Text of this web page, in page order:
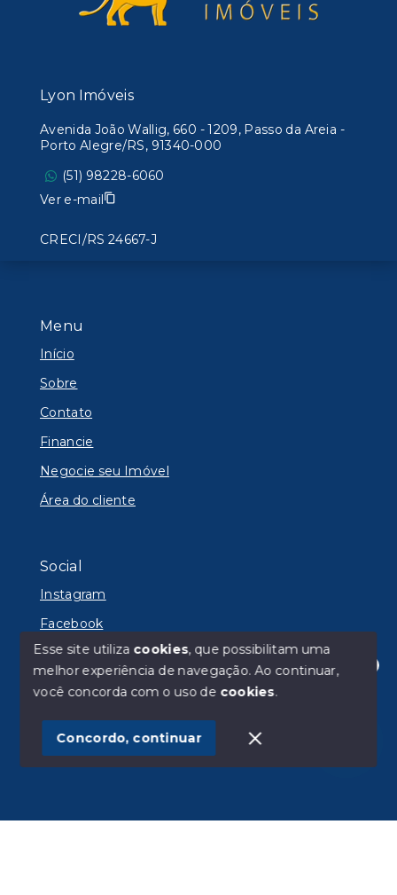
Olá! Estamos disponíveis para te ajudar.
Menu
Início
Sobre
Contato
Financie
Negocie seu Imóvel
Área do cliente
Social
Instagram
Facebook
© Copyright 2026 - Lyon Imóveis - Todos os direitos
SITE PARA IMOBILIARIA
Lyon Imóveis
Avenida João Wallig, 660 - 1209, Passo da Areia -
Porto Alegre/RS, 91340-000
(51) 98228-6060
Ver e-mail
CRECI/RS 24667-J
Esse site utiliza cookies, que possibilitam uma
melhor experiência de navegação.Ao continuar,
você concorda com o uso de cookies.
Concordo, continuar